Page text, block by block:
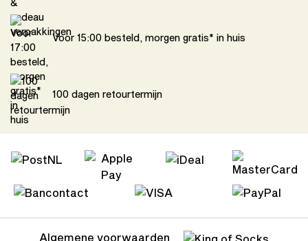
Voor 15:00 besteld, morgen gratis* in huis
100 dagen retourtermijn
Algemene voorwaarden